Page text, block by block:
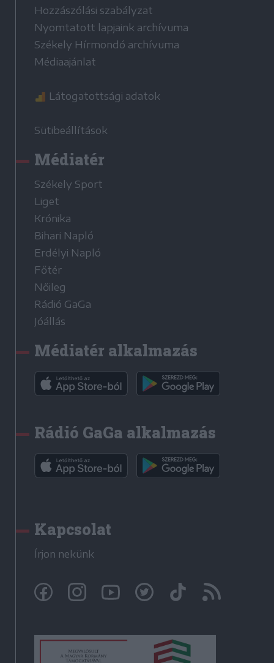
Hozzászólási szabályzat
Nyomtatott lapjaink archívuma
Székely Hírmondó archívuma
Médiaajánlat
Látogatottsági adatok
Sütibeállítások
Médiatér
Székely Sport
Liget
Krónika
Bihari Napló
Erdélyi Napló
Főtér
Nőileg
Rádió GaGa
Jóállás
Médiatér alkalmazás
Rádió GaGa alkalmazás
Kapcsolat
Írjon nekünk